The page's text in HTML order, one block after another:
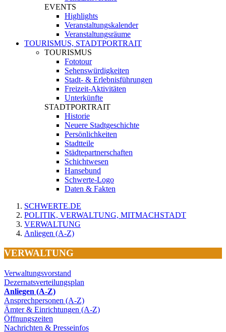
EVENTS
Highlights
Veranstaltungskalender
Veranstaltungsräume
TOURISMUS, STADTPORTRAIT
TOURISMUS
Fototour
Sehenswürdigkeiten
Stadt- & Erlebnisführungen
Freizeit-Aktivitäten
Unterkünfte
STADTPORTRAIT
Historie
Neuere Stadtgeschichte
Persönlichkeiten
Stadtteile
Städtepartnerschaften
Schichtwesen
Hansebund
Schwerte-Logo
Daten & Fakten
SCHWERTE.DE
POLITIK, VERWALTUNG, MITMACHSTADT
VERWALTUNG
Anliegen (A-Z)
VERWALTUNG
Verwaltungsvorstand
Dezernatsverteilungsplan
Anliegen (A-Z)
Ansprechpersonen (A-Z)
Ämter & Einrichtungen (A-Z)
Öffnungszeiten
Nachrichten & Presseinfos